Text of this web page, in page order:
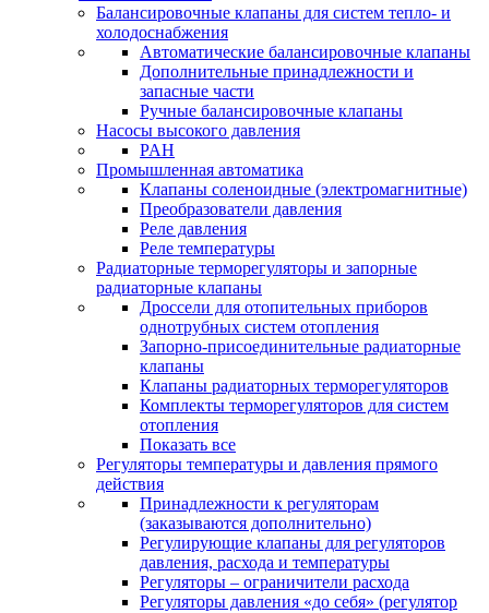
Балансировочные клапаны для систем тепло- и
холодоснабжения
Автоматические балансировочные клапаны
Дополнительные принадлежности и
запасные части
Ручные балансировочные клапаны
Насосы высокого давления
PAH
Промышленная автоматика
Клапаны соленоидные (электромагнитные)
Преобразователи давления
Реле давления
Реле температуры
Радиаторные терморегуляторы и запорные
радиаторные клапаны
Дроссели для отопительных приборов
однотрубных систем отопления
Запорно-присоединительные радиаторные
клапаны
Клапаны радиаторных терморегуляторов
Комплекты терморегуляторов для систем
отопления
Показать все
Регуляторы температуры и давления прямого
действия
Принадлежности к регуляторам
(заказываются дополнительно)
Регулирующие клапаны для регуляторов
давления, расхода и температуры
Регуляторы – ограничители расхода
Регуляторы давления «до себя» (регулятор